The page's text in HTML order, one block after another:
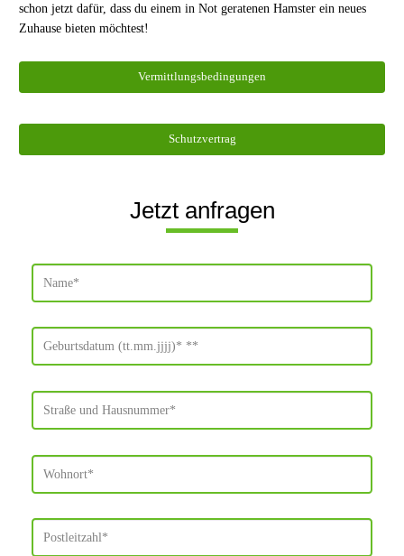
schon jetzt dafür, dass du einem in Not geratenen Hamster ein neues
Zuhause bieten möchtest!
Vermittlungsbedingungen
Schutzvertrag
Jetzt anfragen